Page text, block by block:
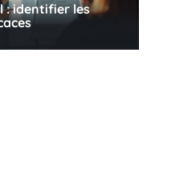
: identifier les